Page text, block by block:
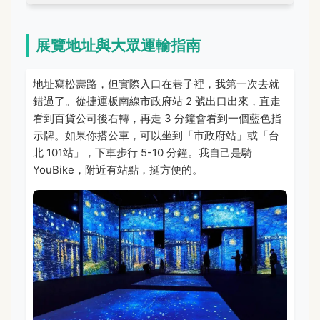
展覽地址與大眾運輸指南
地址寫松壽路，但實際入口在巷子裡，我第一次去就
錯過了。從捷運板南線市政府站 2 號出口出來，直走
看到百貨公司後右轉，再走 3 分鐘會看到一個藍色指
示牌。如果你搭公車，可以坐到「市政府站」或「台
北 101站」，下車步行 5-10 分鐘。我自己是騎
YouBike，附近有站點，挺方便的。